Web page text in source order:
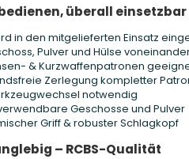
überall einsetzbar
in den mitgelieferten Einsatz
Pulver und Hülse
& Kurzwaffenpatronen
Zerlegung kompletter
notwendig
Geschosse und Pulver
Griff & robuster Schlagkopf
– RCBS-Qualität